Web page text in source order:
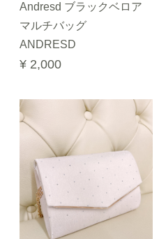
Andresd ブラックベロア
マルチバッグ
ANDRESD
¥ 2,000